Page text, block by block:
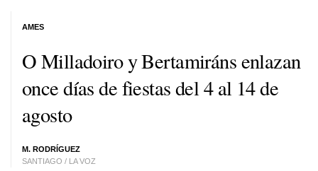
O Milladoiro y Bertamiráns enlazan
once días de fiestas del 4 al 14 de
agosto
M. RODRÍGUEZ
SANTIAGO / LA VOZ
AMES